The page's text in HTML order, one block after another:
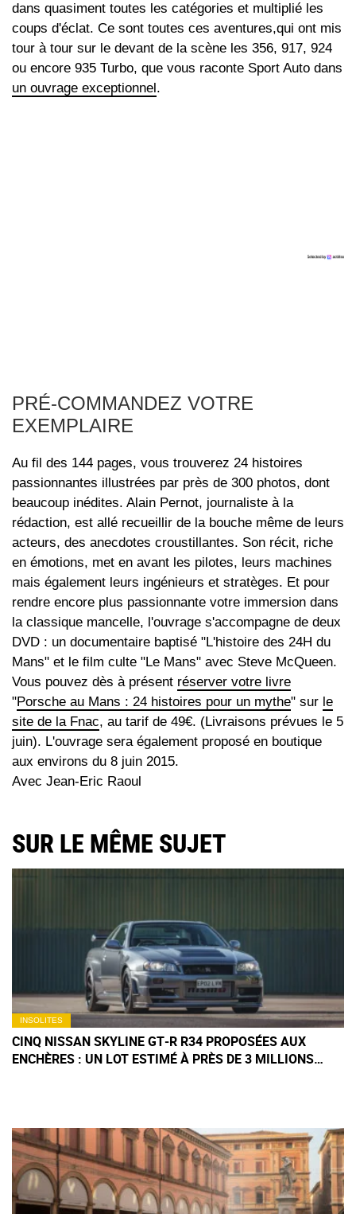
dans quasiment toutes les catégories et multiplié les
coups d'éclat. Ce sont toutes ces aventures,qui ont mis
tour à tour sur le devant de la scène les 356, 917, 924
ou encore 935 Turbo, que vous raconte Sport Auto dans
un ouvrage exceptionnel .
PRÉ-COMMANDEZ VOTRE
EXEMPLAIRE
Au fil des 144 pages, vous trouverez 24 histoires
passionnantes illustrées par près de 300 photos, dont
beaucoup inédites. Alain Pernot, journaliste à la
rédaction, est allé recueillir de la bouche même de leurs
acteurs, des anecdotes croustillantes. Son récit, riche
en émotions, met en avant les pilotes, leurs machines
mais également leurs ingénieurs et stratèges. Et pour
rendre encore plus passionnante votre immersion dans
la classique mancelle, l'ouvrage s'accompagne de deux
DVD : un documentaire baptisé "L'histoire des 24H du
Mans" et le film culte "Le Mans" avec Steve McQueen.
Vous pouvez dès à présent réserver votre livre
"Porsche au Mans : 24 histoires pour un mythe" sur le
site de la Fnac, au tarif de 49€. (Livraisons prévues le 5
juin). L'ouvrage sera également proposé en boutique
aux environs du 8 juin 2015.
Avec Jean-Eric Raoul
SUR LE MÊME SUJET
INSOLITES
CINQ NISSAN SKYLINE GT‑R R34 PROPOSÉES AUX
ENCHÈRES : UN LOT ESTIMÉ À PRÈS DE 3 MILLIONS